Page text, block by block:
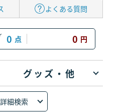
よくある質問
0 点 0 円
グッズ・他
詳細検索